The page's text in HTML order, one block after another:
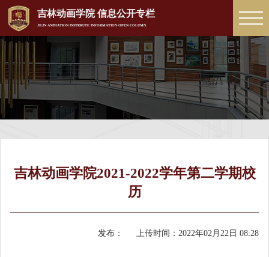
吉林动画学院 信息公开专栏
JILIN ANIMATION INSTRRUTE INFORMATION OPEN COLUMN
吉林动画学院2021-2022学年第二学期校
历
上传时间： 2022年02月22日 08:28
发布：